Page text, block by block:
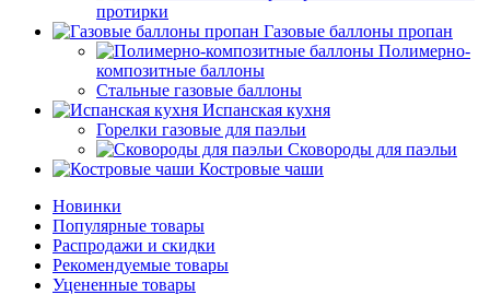
протирки
Газовые баллоны пропан
Полимерно-
композитные баллоны
Стальные газовые баллоны
Испанская кухня
Горелки газовые для паэльи
Сковороды для паэльи
Костровые чаши
Новинки
Популярные товары
Распродажи и скидки
Рекомендуемые товары
Уцененные товары